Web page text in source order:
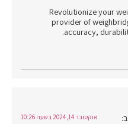
Revolutionize your
provider of
accuracy,
אוקטובר 14, 2024 בשעה 10:26